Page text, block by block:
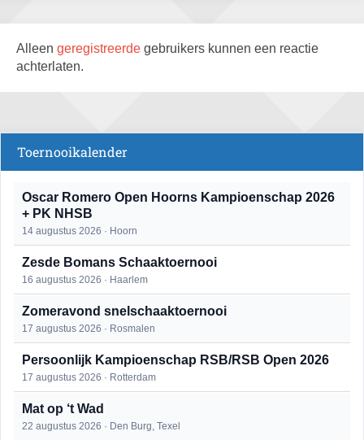
Alleen geregistreerde gebruikers kunnen een reactie
achterlaten.
Toernooikalender
Oscar Romero Open Hoorns Kampioenschap 2026
+ PK NHSB
14 augustus 2026 · Hoorn
Zesde Bomans Schaaktoernooi
16 augustus 2026 · Haarlem
Zomeravond snelschaaktoernooi
17 augustus 2026 · Rosmalen
Persoonlijk Kampioenschap RSB/RSB Open 2026
17 augustus 2026 · Rotterdam
Mat op ‘t Wad
22 augustus 2026 · Den Burg, Texel